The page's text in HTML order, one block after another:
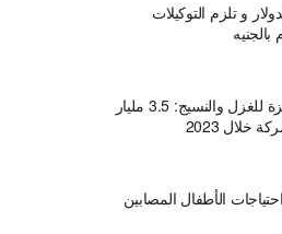
و تلزم التوكيلات
فاضل مرزوق رئيس جيزة للغزل والنسيج: 3.5 مليار
خلال 2023
الأطفال المصابين